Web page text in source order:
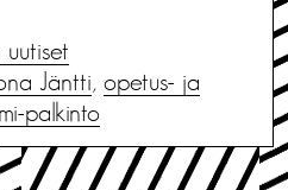
uutiset
Jäntti, opetus- ja
palkinto